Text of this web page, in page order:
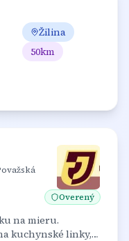
Podlahár
Tesár
Žilina
50km
Overený
na mieru.
kuchynské linky,